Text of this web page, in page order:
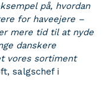
på, hvordan
for haveejere –
mere tid til at nyde
danskere
vores sortiment
salgschef i